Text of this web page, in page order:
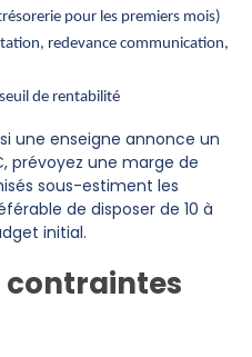
pour les premiers mois)
redevance communication,
de rentabilité
une enseigne annonce un
prévoyez une marge de
sous-estiment les
de disposer de 10 à
initial.
contraintes